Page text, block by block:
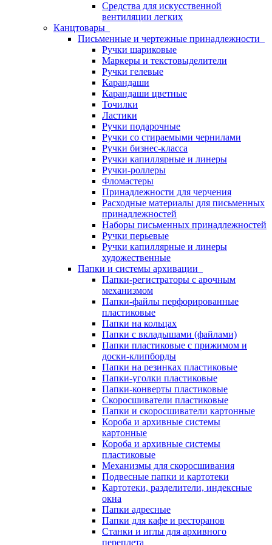
Средства для искусственной
вентиляции легких
Канцтовары
Письменные и чертежные принадлежности
Ручки шариковые
Маркеры и текстовыделители
Ручки гелевые
Карандаши
Карандаши цветные
Точилки
Ластики
Ручки подарочные
Ручки со стираемыми чернилами
Ручки бизнес-класса
Ручки капиллярные и линеры
Ручки-роллеры
Фломастеры
Принадлежности для черчения
Расходные материалы для письменных
принадлежностей
Наборы письменных принадлежностей
Ручки перьевые
Ручки капиллярные и линеры
художественные
Папки и системы архивации
Папки-регистраторы с арочным
механизмом
Папки-файлы перфорированные
пластиковые
Папки на кольцах
Папки с вкладышами (файлами)
Папки пластиковые с прижимом и
доски-клипборды
Папки на резинках пластиковые
Папки-уголки пластиковые
Папки-конверты пластиковые
Скоросшиватели пластиковые
Папки и скоросшиватели картонные
Короба и архивные системы
картонные
Короба и архивные системы
пластиковые
Механизмы для скоросшивания
Подвесные папки и картотеки
Картотеки, разделители, индексные
окна
Папки адресные
Папки для кафе и ресторанов
Станки и иглы для архивного
переплета